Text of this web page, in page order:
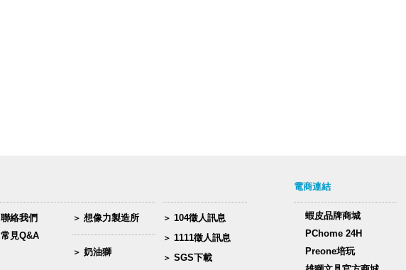
聯絡我們
常見Q&A
想像力製造所
奶油獅
104徵人訊息
1111徵人訊息
SGS下載
電商連結
蝦皮品牌商城
PChome 24H
Preone培玩